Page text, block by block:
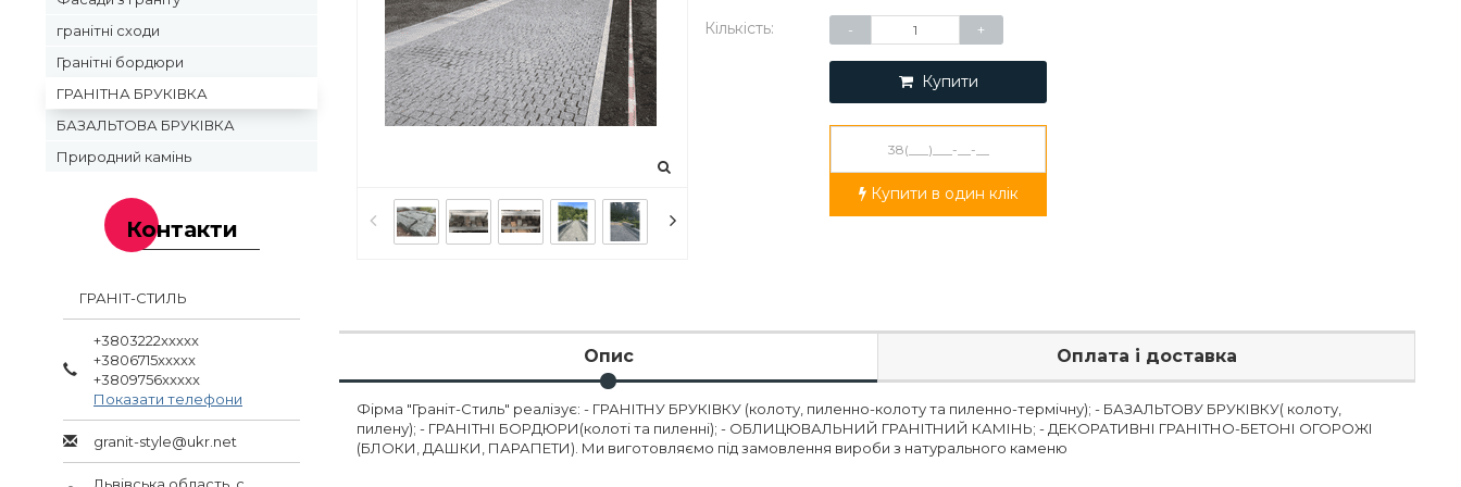
Кількість: - +
Купити
Купити в один клік
Опис Оплата і доставка
Фірма "Граніт-Стиль" реалізує: - ГРАНІТНУ БРУКІВКУ (колоту, пиленно-колоту та пиленно-термічну); - БАЗАЛЬТОВУ БРУКІВКУ( колоту,
пилену); - ГРАНІТНІ БОРДЮРИ(колоті та пиленні); - ОБЛИЦЮВАЛЬНИЙ ГРАНІТНИЙ КАМІНЬ; - ДЕКОРАТИВНІ ГРАНІТНО-БЕТОНІ ОГОРОЖІ
(БЛОКИ, ДАШКИ, ПАРАПЕТИ). Ми виготовляємо під замовлення вироби з натурального каменю
гранітні сходи
Гранітні бордюри
ГРАНІТНА БРУКІВКА
БАЗАЛЬТОВА БРУКІВКА
Природний камінь
Контакти
ГРАНІТ-СТИЛЬ
+3803222xxxxx
+3806715xxxxx
+3809756xxxxx
Показати телефони
granit-style@ukr.net